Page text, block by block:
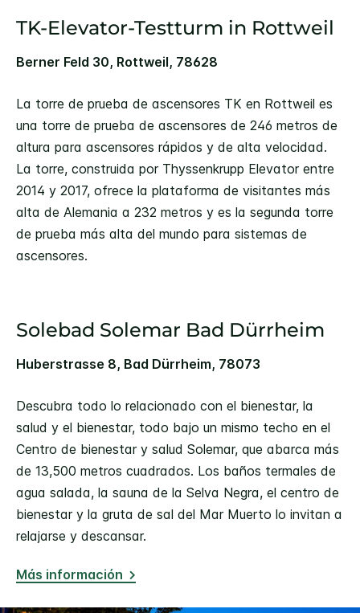
TK-Elevator-Testturm in Rottweil
Berner Feld 30, Rottweil, 78628
La torre de prueba de ascensores TK en Rottweil es
una torre de prueba de ascensores de 246 metros de
altura para ascensores rápidos y de alta velocidad.
La torre, construida por Thyssenkrupp Elevator entre
2014 y 2017, ofrece la plataforma de visitantes más
alta de Alemania a 232 metros y es la segunda torre
de prueba más alta del mundo para sistemas de
ascensores.
Solebad Solemar Bad Dürrheim
Huberstrasse 8, Bad Dürrheim, 78073
Descubra todo lo relacionado con el bienestar, la
salud y el bienestar, todo bajo un mismo techo en el
Centro de bienestar y salud Solemar, que abarca más
de 13,500 metros cuadrados. Los baños termales de
agua salada, la sauna de la Selva Negra, el centro de
bienestar y la gruta de sal del Mar Muerto lo invitan a
relajarse y descansar.
Más información